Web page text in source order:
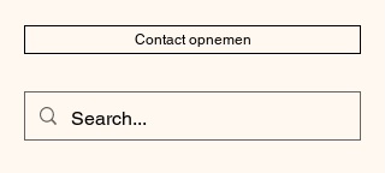
Contact opnemen